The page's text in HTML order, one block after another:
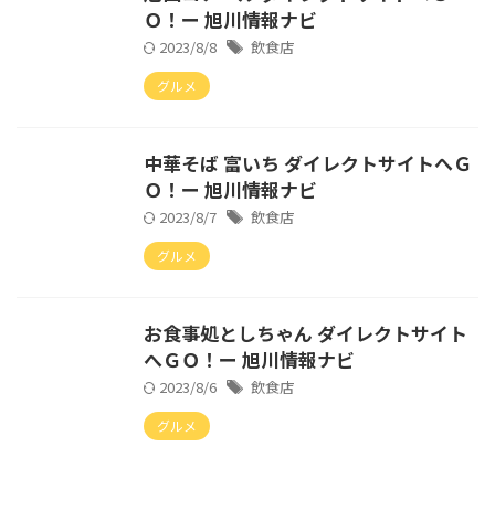
Ｏ！ー 旭川情報ナビ
2023/8/8 飲食店
グルメ
中華そば 富いち ダイレクトサイトへＧ
Ｏ！ー 旭川情報ナビ
2023/8/7 飲食店
グルメ
お食事処としちゃん ダイレクトサイト
へＧＯ！ー 旭川情報ナビ
2023/8/6 飲食店
グルメ